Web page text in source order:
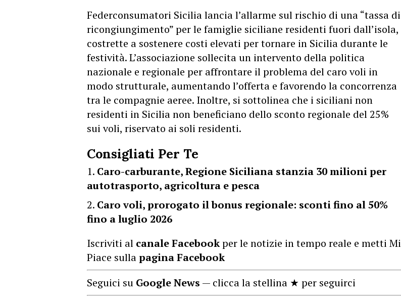
Federconsumatori Sicilia lancia l’allarme sul rischio di una “tassa di
ricongiungimento” per le famiglie siciliane residenti fuori dall’isola,
costrette a sostenere costi elevati per tornare in Sicilia durante le
festività. L’associazione sollecita un intervento della politica
nazionale e regionale per affrontare il problema del caro voli in
modo strutturale, aumentando l’offerta e favorendo la concorrenza
tra le compagnie aeree. Inoltre, si sottolinea che i siciliani non
residenti in Sicilia non beneficiano dello sconto regionale del 25%
sui voli, riservato ai soli residenti.
Consigliati Per Te
Caro-carburante, Regione Siciliana stanzia 30 milioni per
autotrasporto, agricoltura e pesca
Caro voli, prorogato il bonus regionale: sconti fino al 50%
fino a luglio 2026
Iscriviti al canale Facebookper le notizie in tempo reale e metti Mi
Piace sullapagina Facebook
Seguici su Google News — clicca la stellina ★ per seguirci